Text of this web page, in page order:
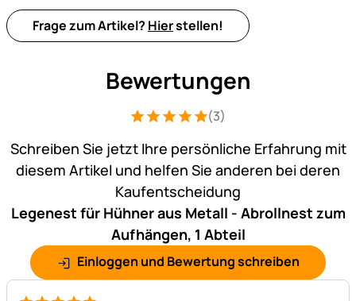
Frage zum Artikel? Hierstellen!
Bewertungen
Bewertung: 5 von 5 (3 Bewertungen)
3 Bewertungen
(3)
Schreiben Sie jetzt Ihre persönliche Erfahrung mit
diesem Artikel und helfen Sie anderen bei deren
Kaufentscheidung
Legenest für Hühner aus Metall - Abrollnest zum
Aufhängen, 1 Abteil
Einloggen und Bewertung schreiben